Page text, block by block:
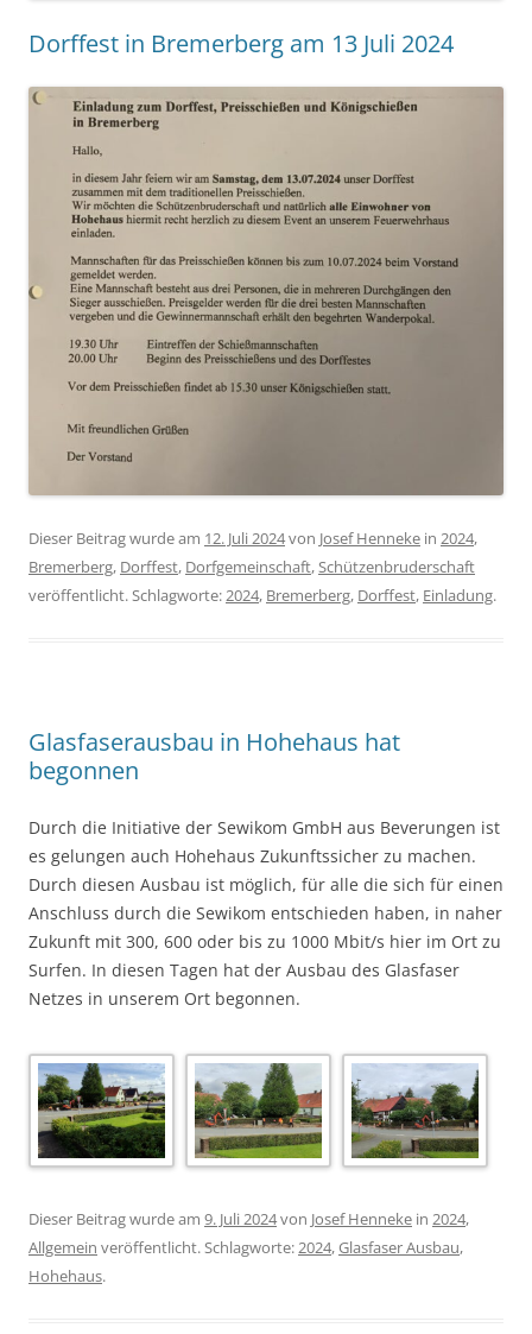
Dorffest in Bremerberg am 13 Juli 2024
Dieser Beitrag wurde am 12. Juli 2024von Josef Henneke in 2024,
Bremerberg, Dorffest, Dorfgemeinschaft,Schützenbruderschaft
veröffentlicht. Schlagworte:2024, Bremerberg, Dorffest, Einladung.
Glasfaserausbau in Hohehaus hat
begonnen
Durch die Initiative der Sewikom GmbH aus Beverungen ist
es gelungen auch Hohehaus Zukunftssicher zu machen.
Durch diesen Ausbau ist möglich, für alle die sich für einen
Anschluss durch die Sewikom entschieden haben, in naher
Zukunft mit 300, 600 oder bis zu 1000 Mbit/s hier im Ort zu
Surfen. In diesen Tagen hat der Ausbau des Glasfaser
Netzes in unserem Ort begonnen.
Dieser Beitrag wurde am 9. Juli 2024von Josef Henneke in 2024,
Allgemein veröffentlicht. Schlagworte:2024,Glasfaser Ausbau,
Hohehaus.